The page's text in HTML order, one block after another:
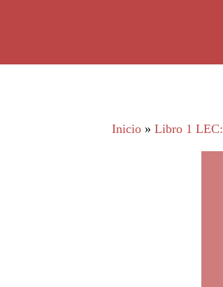
Inicio» Libro 1 LEC: